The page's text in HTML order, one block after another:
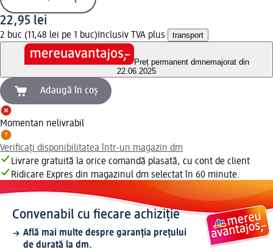
22,95 lei
2 buc (11,48 lei pe 1 buc) Inclusiv TVA plus transport
Preț permanent dmnemajorat din
22.06.2025
Adaugă în coș
Momentan nelivrabil
Verificați disponibilitatea într-un magazin dm
Livrare gratuită la orice comandă plasată, cu cont de client
Ridicare Expres din magazinul dm selectat în 60 minute.
Convenabil cu fiecare achiziție
Află mai multe despre garanția prețului
de durată la dm.